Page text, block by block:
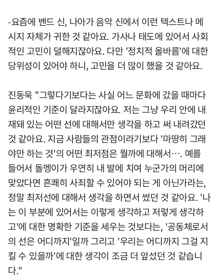
-요즘에 밴드 신, 나아가 음악 신에서 이런 텍스트나 메
시지 자체가 귀한 것 같아요. 가사나 태도에 있어서 사회
적인 고민이 덜해지잖아요. 다만 '정치적 올바름'에 대한
당위성이 있어야 하니, 고민을 더 많이 했을 것 같아요.
진동욱 "그렇다기보다는 사실 어느 문화에 갔을 때마다
윤리적인 기준이 달라지잖아요. 저는 그냥 우리 안에 내
재돼 있는 어떤 선에 대해서만 생각을 하고 써 내려갔던
것 같아요. 지금 사람들의 관점이라기보다 '마땅히 그래
야만 하는 것'의 어떤 최저점은 뭘까에 대해서…. 예를
들어서 돌멩이가 우연히 내 발에 치여 누군가의 머리에
맞았다면 흔쾌히 사죄할 수 있어야 되는 게 아닌가라는,
정말 최저선에 대해서 생각을 하면서 썼던 것 같아요. '나
는 이 부분에 있어서는 이렇게 생각하고 저렇게 생각하
고'에 대한 명확한 기준을 세우는 것보다는, '공동체로서
의 선은 어디까지'일까 그리고 '우리는 어디까지 그걸 지
킬 수 있을까'에 대한 생각이 조금 더 앞섰던 것 같습니
다."